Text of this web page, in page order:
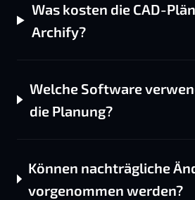
Was kosten die CAD-
Archify?
Welche Software
die Planung?
Können nachträgliche
vorgenommen werden?